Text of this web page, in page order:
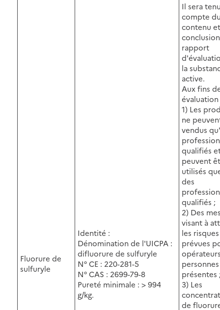
Fluorure de
sulfuryle
Identité :
Dénomination de l'UICPA :
difluorure de sulfuryle
N° CE : 220-281-5
N° CAS : 2699-79-8
Pureté minimale : > 994
g/kg.
Il sera
compte
contenu
rapport
la
active.
Aux fins
évaluation
1) Les
ne
vendus
qualifiés
peuvent
utilisés
des
qualifiés ;
2) Des
visant à
les
prévues
personnes
présentes
3) Les
de